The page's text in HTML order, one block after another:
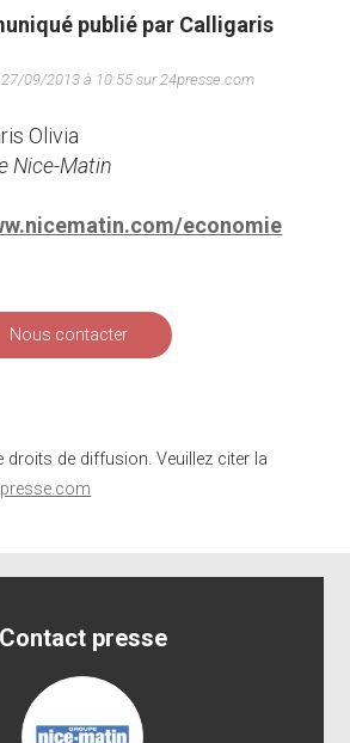
publié par Calligaris
09/2013 à 10:55 sur 24presse.com
Olivia
Nice-Matin
economie
Nous contacter
droits de diffusion. Veuillez citer la
Contact presse